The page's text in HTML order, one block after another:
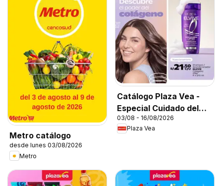
Metro catálogo
desde lunes 03/08/2026
Metro
Catálogo Plaza Vea -
Especial Cuidado del
Cabello
03/08 - 16/08/2026
Plaza Vea